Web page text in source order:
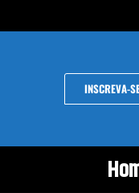
INSCREVA-